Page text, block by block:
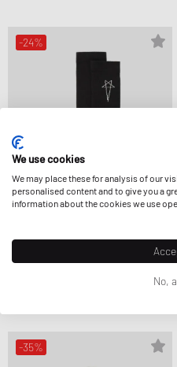
-24%
KNIT SOCKS -PENTAGRAM KNEE HIGH
-35%
We use cookies
We may place these for analysis of our
personalised content and to give you a
information about the cookies we use
No,